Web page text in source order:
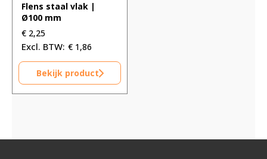
Flens staal vlak |
Ø100 mm
€ 2,25
€ 1,86
Bekijk product